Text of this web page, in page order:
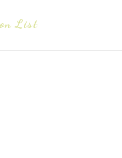
List